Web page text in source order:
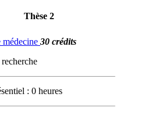
Thèse 2
médecine 30 crédits
: 0 heures